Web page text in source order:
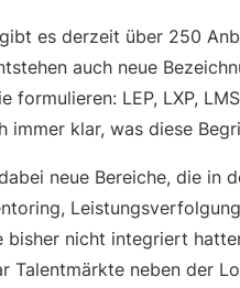
es derzeit über 250
auch neue
LEP, LXP,
immer klar, was diese
neue Bereiche, die in
nicht integriert
Talentmärkte neben der